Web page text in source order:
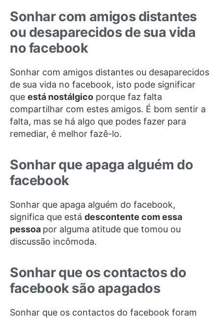
Sonhar com amigos distantes
ou desaparecidos de sua vida
no facebook
Sonhar com amigos distantes ou desaparecidos
de sua vida no facebook, isto pode significar
que está nostálgico porque faz falta
compartilhar com estes amigos. É bom sentir a
falta, mas se há algo que podes fazer para
remediar, é melhor fazê-lo.
Sonhar que apaga alguém do
facebook
Sonhar que apaga alguém do facebook,
significa que está descontente com essa
pessoa por alguma atitude que tomou ou
discussão incômoda.
Sonhar que os contactos do
facebook são apagados
Sonhar que os contactos do facebook foram